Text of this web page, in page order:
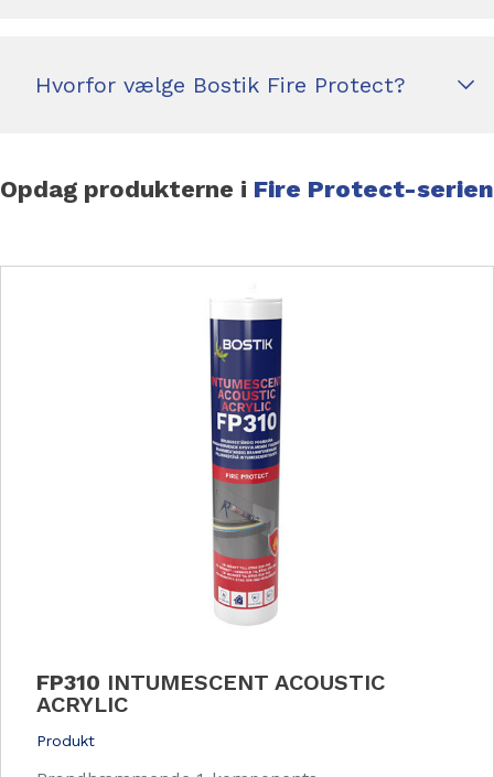
Hvorfor vælge Bostik Fire Protect?
Opdag produkterne i Fire Protect-serien
FP310 INTUMESCENT ACOUSTIC
ACRYLIC
Produkt